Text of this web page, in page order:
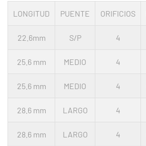
LONGITUD PUENTE ORIFICIOS
22.6mm S/P 4
25.6 mm MEDIO 4
25.6 mm MEDIO 4
28.6 mm LARGO 4
28.6 mm LARGO 4